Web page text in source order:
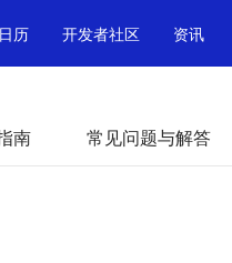
历 开发者社区 资讯
南 常见问题与解答